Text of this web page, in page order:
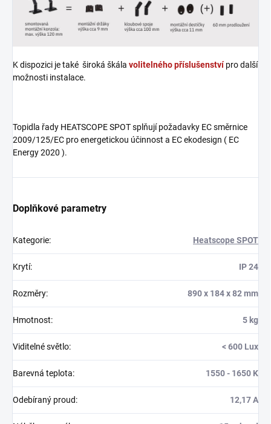
K dispozici je také široká škála volitelného příslušenstvípro další
možnosti instalace.
Topidla řady HEATSCOPE SPOT splňují požadavky EC směrnice
2009/125/EC pro energetickou účinnost a EC ekodesign ( EC
Energy 2020 ).
Doplňkové parametry
Kategorie: Heatscope SPOT
Krytí: IP 24
Rozměry: 890 x 184 x 82 mm
Hmotnost: 5 kg
Viditelné světlo: < 600 Lux
Barevná teplota: 1550 - 1650 K
Odebíraný proud: 12,17 A